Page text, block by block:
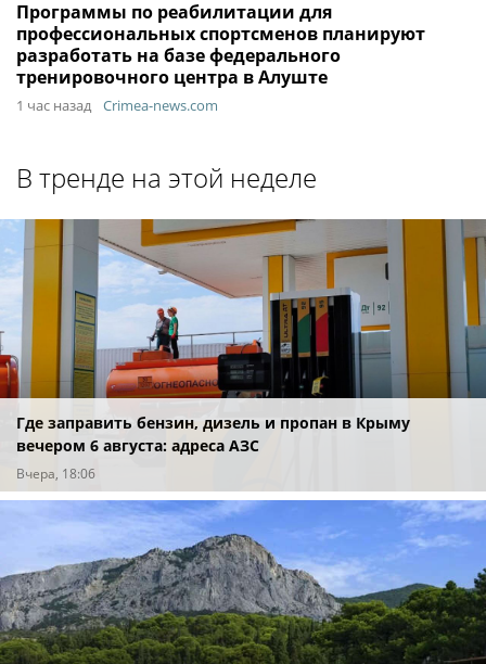
Программы по реабилитации для
профессиональных спортсменов планируют
разработать на базе федерального
тренировочного центра в Алуште
1 час назад Crimea-news.com
В тренде на этой неделе
Где заправить бензин, дизель и пропан в Крыму
вечером 6 августа: адреса АЗС
Вчера, 18:06